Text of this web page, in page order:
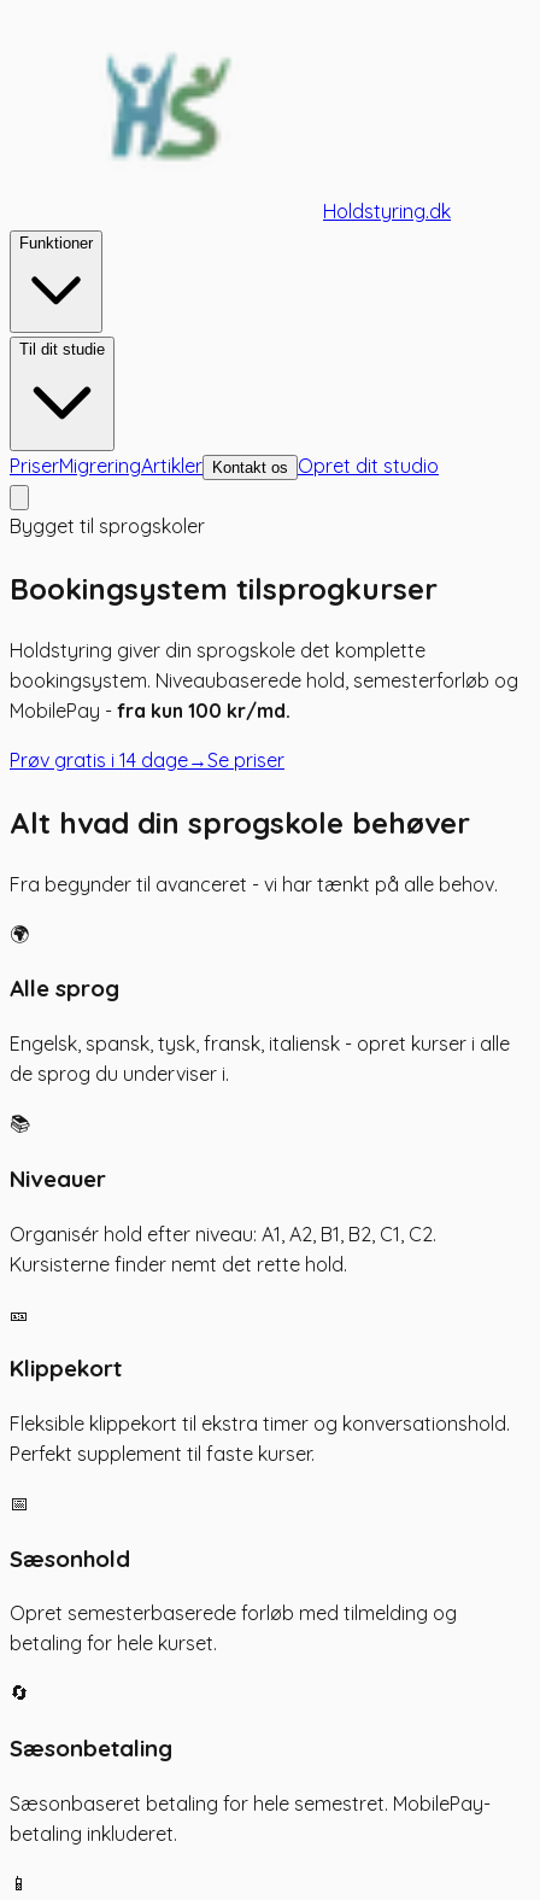
Holdstyring.dk
Funktioner
Til dit studie
PriserMigreringArtikler Kontakt os Opret dit studio
Bygget til sprogskoler
Bookingsystem tilsprogkurser
Holdstyring giver din sprogskole det komplette
bookingsystem. Niveaubaserede hold, semesterforløb og
MobilePay - fra kun 100 kr/md.
Prøv gratis i 14 dage→Se priser
Alt hvad din sprogskole behøver
Fra begynder til avanceret - vi har tænkt på alle behov.
🌍
Alle sprog
Engelsk, spansk, tysk, fransk, italiensk - opret kurser i alle
de sprog du underviser i.
📚
Niveauer
Organisér hold efter niveau: A1, A2, B1, B2, C1, C2.
Kursisterne finder nemt det rette hold.
🎫
Klippekort
Fleksible klippekort til ekstra timer og konversationshold.
Perfekt supplement til faste kurser.
📅
Sæsonhold
Opret semesterbaserede forløb med tilmelding og
betaling for hele kurset.
🔄
Sæsonbetaling
Sæsonbaseret betaling for hele semestret. MobilePay-
betaling inkluderet.
📱